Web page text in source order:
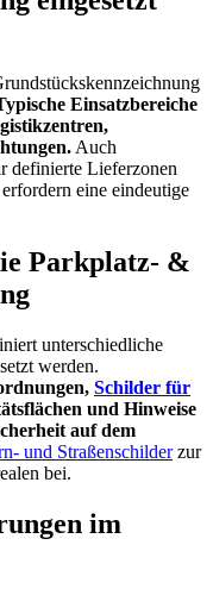
Einsatzbereiche
Auch
definierte Lieferzonen
eine eindeutige
Parkplatz- &
unterschiedliche
werden.
Schilder für
und Hinweise
auf dem
und Straßenschilderzur
bei.
im